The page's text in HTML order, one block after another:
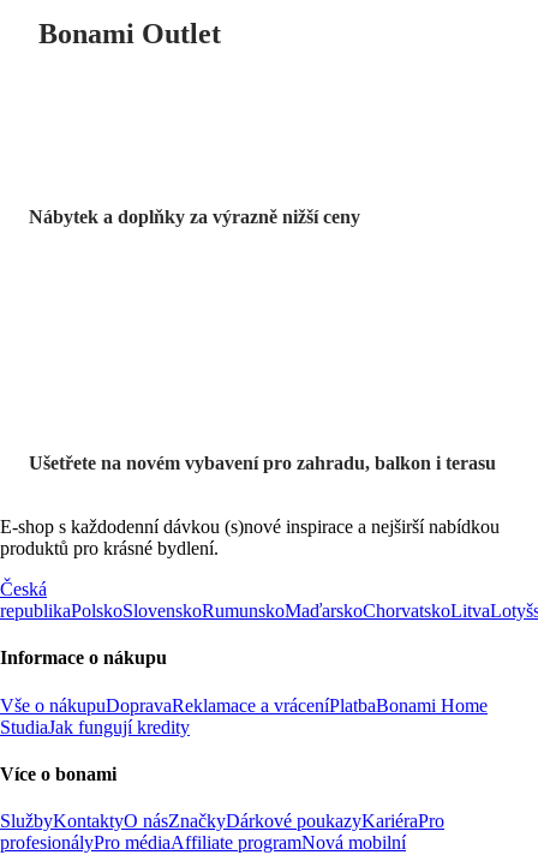
Bonami Outlet
Nábytek a doplňky za výrazně nižší ceny
Ušetřete na novém vybavení pro zahradu, balkon i terasu
E-shop s každodenní dávkou (s)nové inspirace a nejširší nabídkou
produktů pro krásné bydlení.
Česká
republikaPolskoSlovenskoRumunskoMaďarskoChorvatskoLitva
Informace o nákupu
Vše o nákupuDopravaReklamace a vráceníPlatbaBonami Home
StudiaJak fungují kredity
Více o bonami
SlužbyKontaktyO násZnačkyDárkové poukazyKariéraPro
profesionályPro médiaAffiliate programNová mobilní